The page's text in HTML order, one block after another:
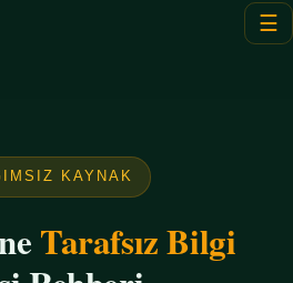
☰
KAYNAK
Tarafsız Bilgi